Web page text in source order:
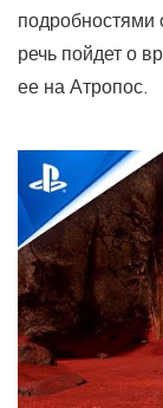
подробностями
речь пойдет о
ее на Атропос.